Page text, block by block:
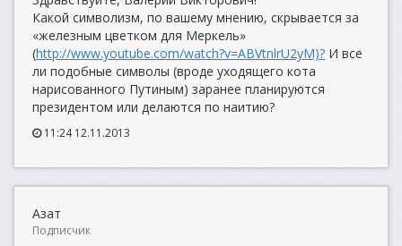
Какой символизм, по вашему мнению, скрывается за
«железным цветком для Меркель»
(http://www.youtube.com/watch?v=ABVtnlrU2yM)? И все
ли подобные символы (вроде уходящего кота
нарисованного Путиным) заранее планируются
президентом или делаются по наитию?
11:24 12.11.2013
Азат
Подписчик